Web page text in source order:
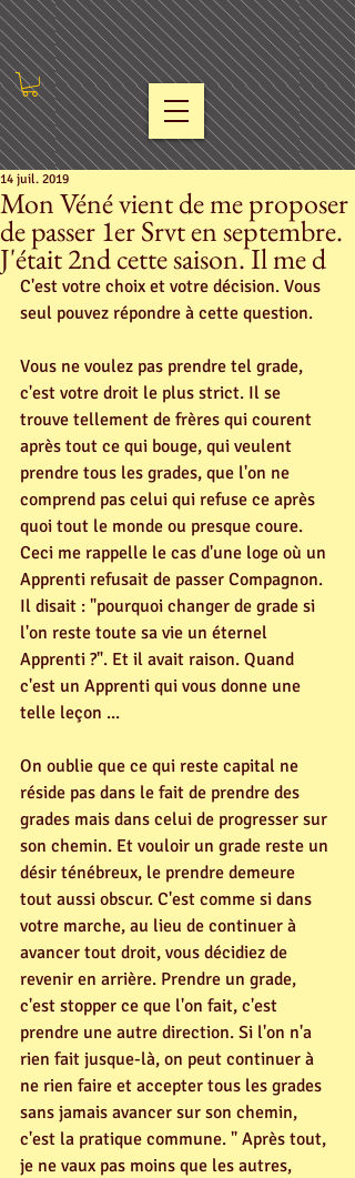
Mon Véné vient de me proposer
de passer 1er Srvt en septembre.
J'était 2nd cette saison. Il me d
14 juil. 2019
C'est votre choix et votre décision. Vous
seul pouvez répondre à cette question.
Vous ne voulez pas prendre tel grade,
c'est votre droit le plus strict. Il se
trouve tellement de frères qui courent
après tout ce qui bouge, qui veulent
prendre tous les grades, que l'on ne
comprend pas celui qui refuse ce après
quoi tout le monde ou presque coure.
Ceci me rappelle le cas d'une loge où un
Apprenti refusait de passer Compagnon.
Il disait : "pourquoi changer de grade si
l'on reste toute sa vie un éternel
Apprenti ?". Et il avait raison. Quand
c'est un Apprenti qui vous donne une
telle leçon ...
On oublie que ce qui reste capital ne
réside pas dans le fait de prendre des
grades mais dans celui de progresser sur
son chemin. Et vouloir un grade reste un
désir ténébreux, le prendre demeure
tout aussi obscur. C'est comme si dans
votre marche, au lieu de continuer à
avancer tout droit, vous décidiez de
revenir en arrière. Prendre un grade,
c'est stopper ce que l'on fait, c'est
prendre une autre direction. Si l'on n'a
rien fait jusque-là, on peut continuer à
ne rien faire et accepter tous les grades
sans jamais avancer sur son chemin,
c'est la pratique commune. " Après tout,
je ne vaux pas moins que les autres,